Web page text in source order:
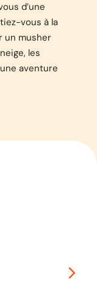
d’une
vous à la
un musher
les
aventure